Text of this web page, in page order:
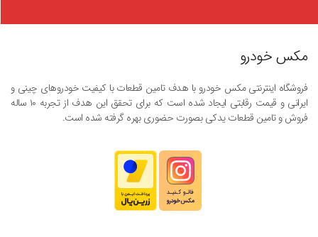
مکس خودرو
فروشگاه اینترنتی مکس خودرو با هدف تامین قطعات با کیفیت خودروهای چینی و
ایرانی و قیمت رقابتی ایجاد شده است که برای تحقق این هدف از تجربه ۱۰ ساله
فروش و تامین قطعات یدکی بصورت حضوری بهره گرفته شده است.